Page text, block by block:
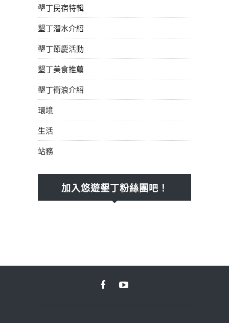
墾丁民宿特輯
墾丁潛水介紹
墾丁節慶活動
墾丁美食推薦
墾丁衝浪介紹
環境
生活
站務
加入悠遊墾丁粉絲團吧！